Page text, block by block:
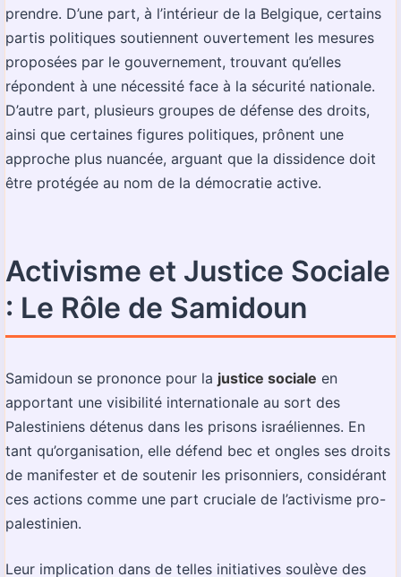
prendre. D’une part, à l’intérieur de la Belgique, certains
partis politiques soutiennent ouvertement les mesures
proposées par le gouvernement, trouvant qu’elles
répondent à une nécessité face à la sécurité nationale.
D’autre part, plusieurs groupes de défense des droits,
ainsi que certaines figures politiques, prônent une
approche plus nuancée, arguant que la dissidence doit
être protégée au nom de la démocratie active.
Activisme et Justice Sociale
: Le Rôle de Samidoun
Samidoun se prononce pour la justice sociale en
apportant une visibilité internationale au sort des
Palestiniens détenus dans les prisons israéliennes. En
tant qu’organisation, elle défend bec et ongles ses droits
de manifester et de soutenir les prisonniers, considérant
ces actions comme une part cruciale de l’activisme pro-
palestinien.
Leur implication dans de telles initiatives soulève des